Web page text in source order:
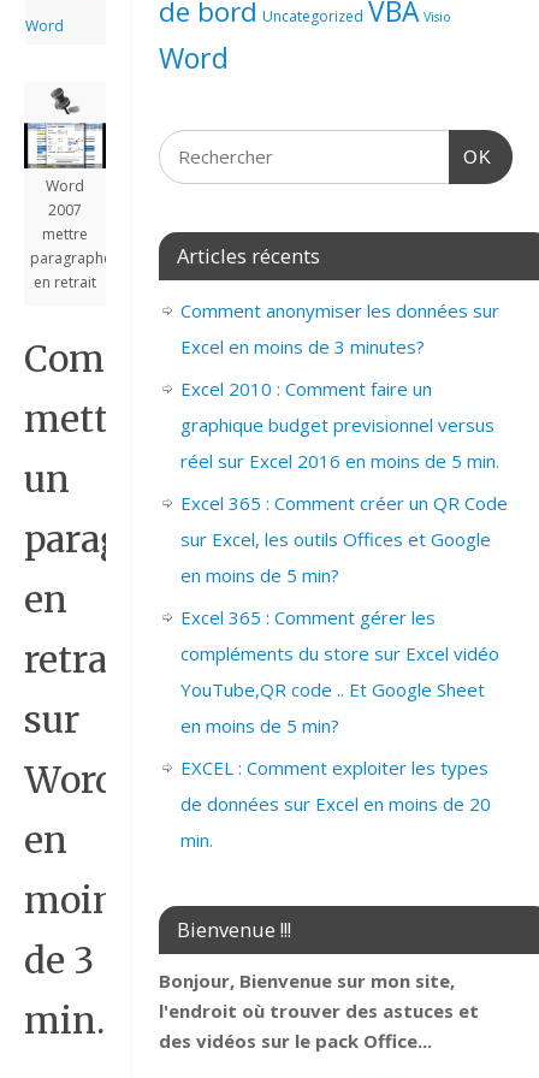
Word
Word
2007
mettre
paragraphe
en retrait
Comment
mettre
un
paragraphe
en
retrait
sur
Word
en
moins
de 3
min.
de bord Uncategorized VBA Visio
Word
OK
Articles récents
Comment anonymiser les données sur
Excel en moins de 3 minutes?
Excel 2010 : Comment faire un
graphique budget previsionnel versus
réel sur Excel 2016 en moins de 5 min.
Excel 365 : Comment créer un QR Code
sur Excel, les outils Offices et Google
en moins de 5 min?
Excel 365 : Comment gérer les
compléments du store sur Excel vidéo
YouTube,QR code .. Et Google Sheet
en moins de 5 min?
EXCEL : Comment exploiter les types
de données sur Excel en moins de 20
min.
Bienvenue !!!
Bonjour, Bienvenue sur mon site,
l'endroit où trouver des astuces et
des vidéos sur le pack Office...